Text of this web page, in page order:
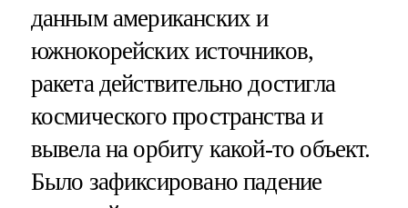
данным американских и
южнокорейских источников,
ракета действительно достигла
космического пространства и
вывела на орбиту какой-то объект.
Было зафиксировано падение